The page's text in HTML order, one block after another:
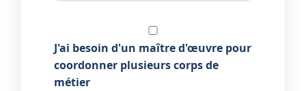
J'ai besoin d'un maître d'œuvre pour
coordonner plusieurs corps de
métier